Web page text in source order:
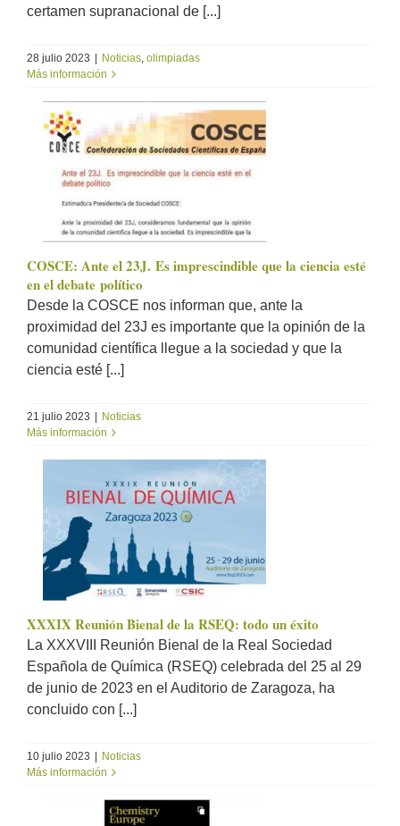
certamen supranacional de [...]
28 julio 2023 Noticias, olimpiadas
Más información
COSCE: Ante el 23J. Es imprescindible que la ciencia esté
en el debate político
Desde la COSCE nos informan que, ante la
proximidad del 23J es importante que la opinión de la
comunidad científica llegue a la sociedad y que la
ciencia esté [...]
21 julio 2023 | Noticias
Más información
XXXIX Reunión Bienal de la RSEQ: todo un éxito
La XXXVIII Reunión Bienal de la Real Sociedad
Española de Química (RSEQ) celebrada del 25 al 29
de junio de 2023 en el Auditorio de Zaragoza, ha
concluido con [...]
10 julio 2023 | Noticias
Más información